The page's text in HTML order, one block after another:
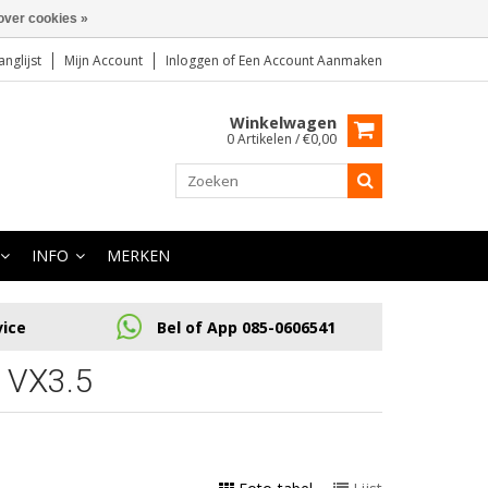
Mijn Account Inloggen of Een Account Aanmaken
Winkelwagen
0 Artikelen / €0,00
INFO MERKEN
Bel of App 085-0606541
VX3.5
cookies »